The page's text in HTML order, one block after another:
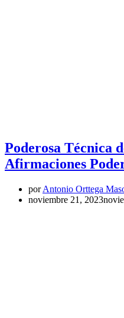
Poderosa Técnica
Afirmaciones
porAntonio Orttega
noviembre 21, 2023